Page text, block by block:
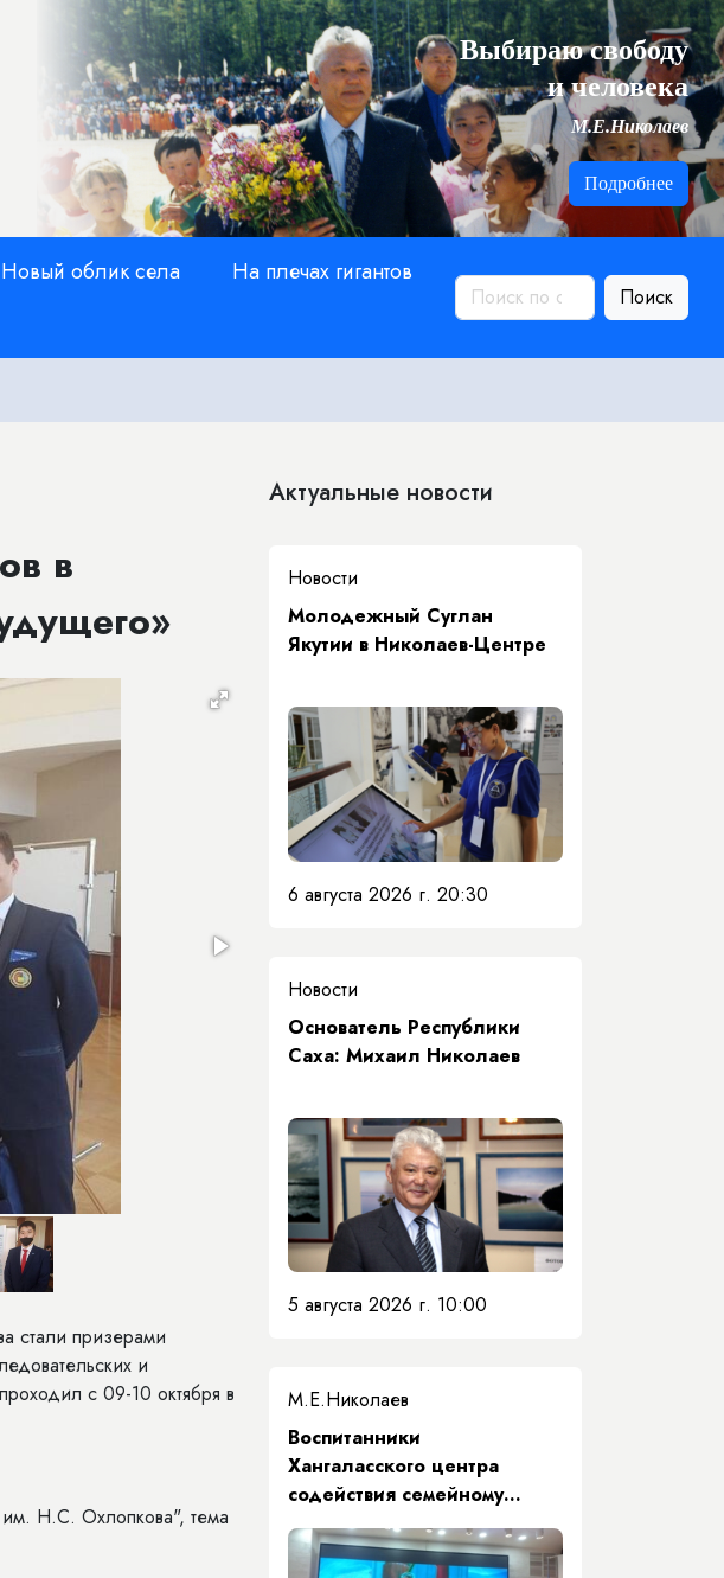
Выбираю свободу
и человека
М.Е.Николаев
Подробнее
Новый облик села
На плечах гигантов
Поиск
в
стали призерами
и
с 09-10 октября в
Н.С. Охлопкова", тема
Актуальные новости
Новости
Молодежный Суглан
Якутии в Николаев-Центре
6 августа 2026 г. 20:30
Новости
Основатель Республики
Саха: Михаил Николаев
5 августа 2026 г. 10:00
М.Е.Николаев
​Воспитанники
Хангаласского центра
содействия семейному
воспитанию почтили память
Первого Президента Якутии